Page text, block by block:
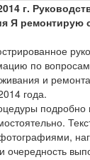
г.
Я ремонтирую
по вопросам
и
года.
подробно